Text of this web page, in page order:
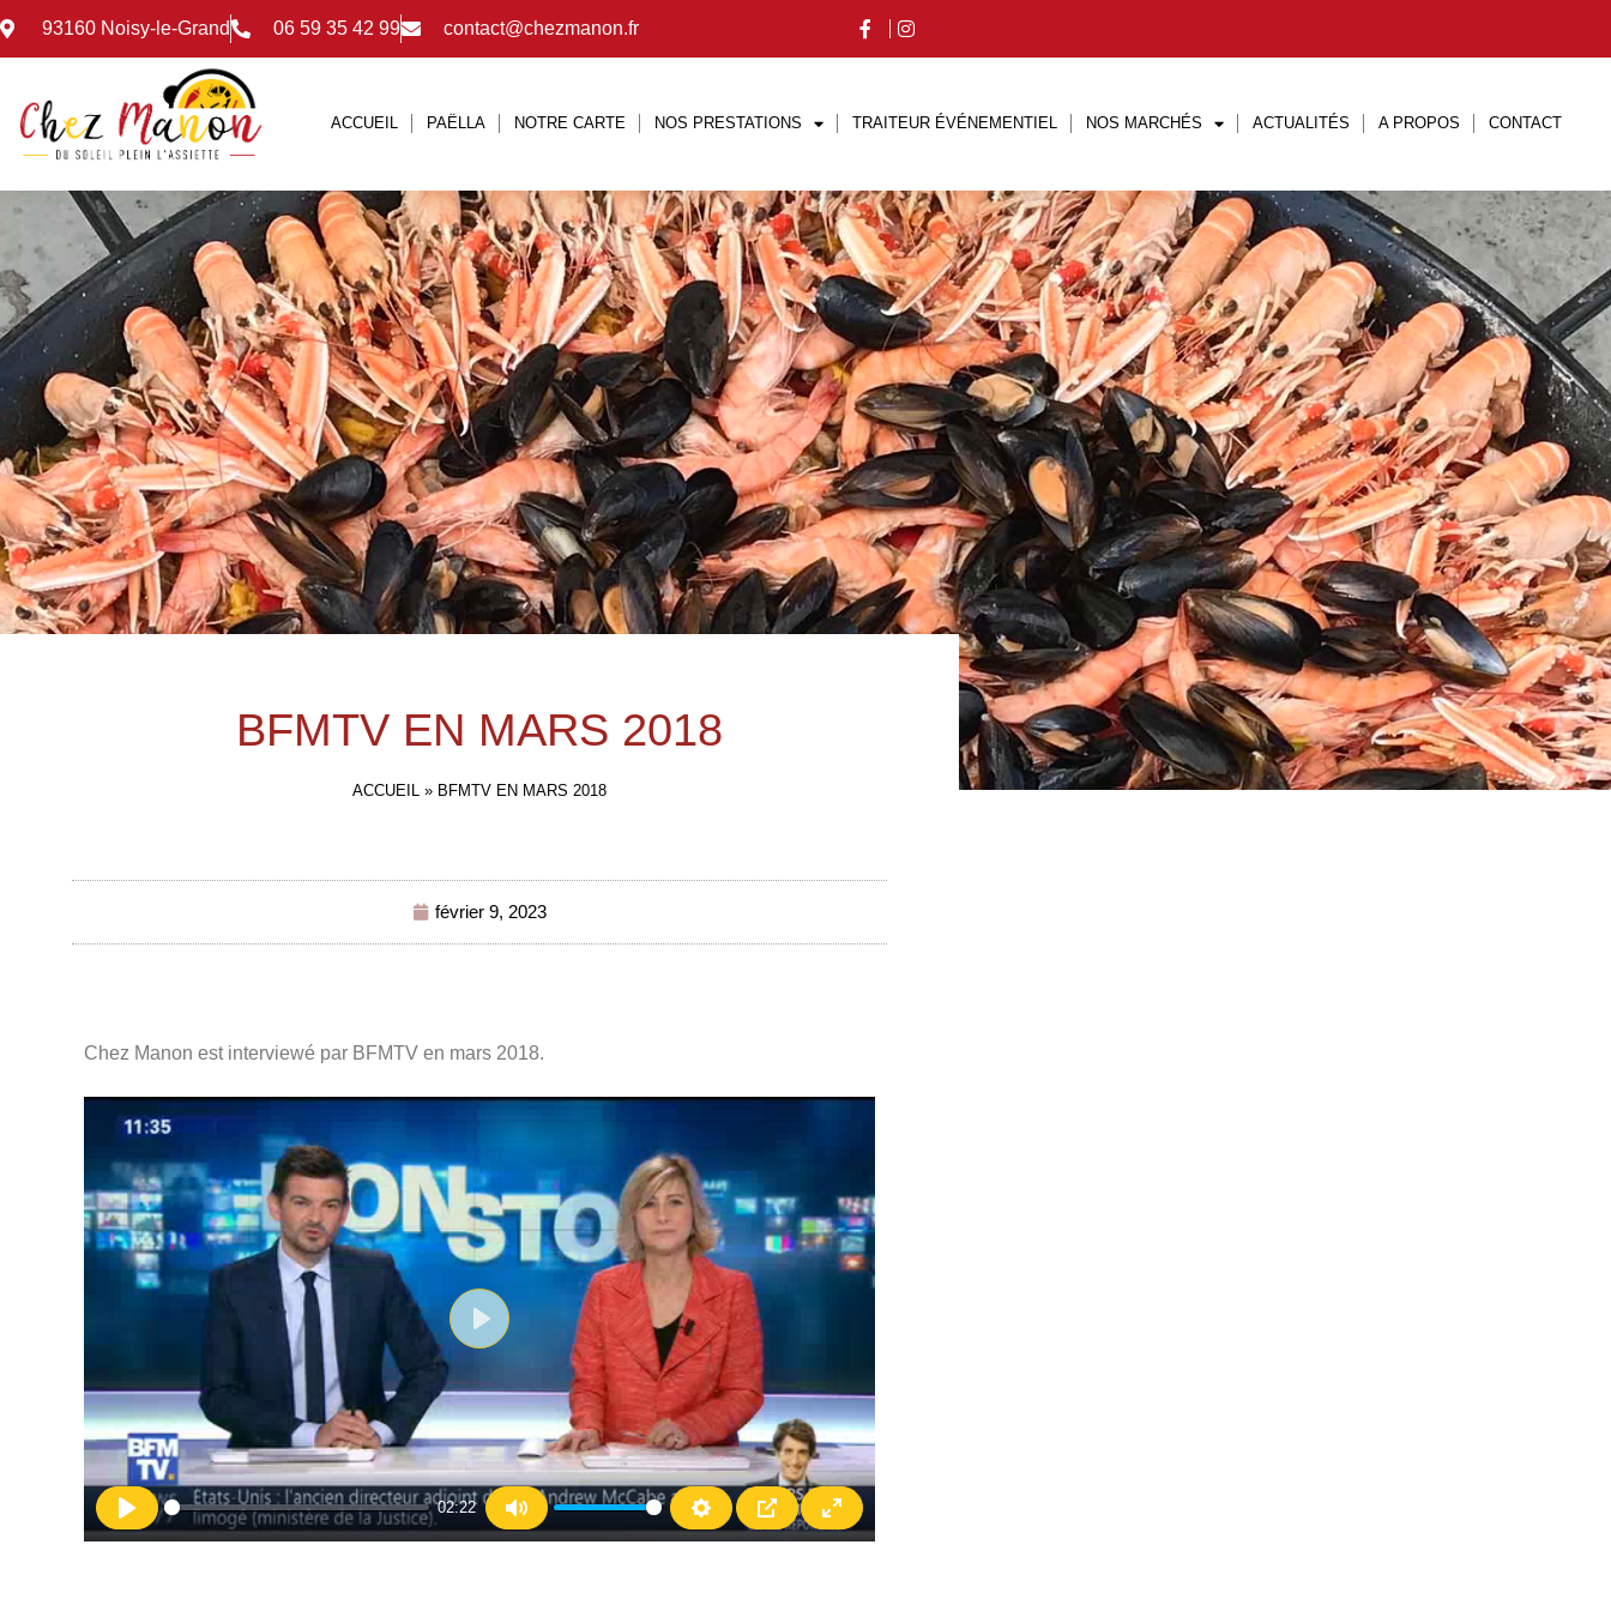
93160 Noisy-le-Grand 06 59 35 42 99 contact@chezmanon.fr
ACCUEIL PAËLLA NOTRE CARTE NOS PRESTATIONS TRAITEUR ÉVÉNEMENTIEL NOS MARCHÉS ACTUALITÉS A PROPOS CONTACT
BFMTV EN MARS 2018
ACCUEIL » BFMTV EN MARS 2018
février 9, 2023
Chez Manon est interviewé par BFMTV en mars 2018.
Play
02:22
Mute SettingsPIP Enter fullscreen
Play